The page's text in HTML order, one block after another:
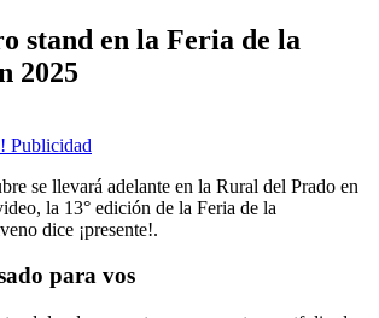
stand en la Feria de la
2025
Publicidad
se llevará adelante en la Rural del Prado en
la 13° edición de la Feria de la
dice ¡presente!.
para vos